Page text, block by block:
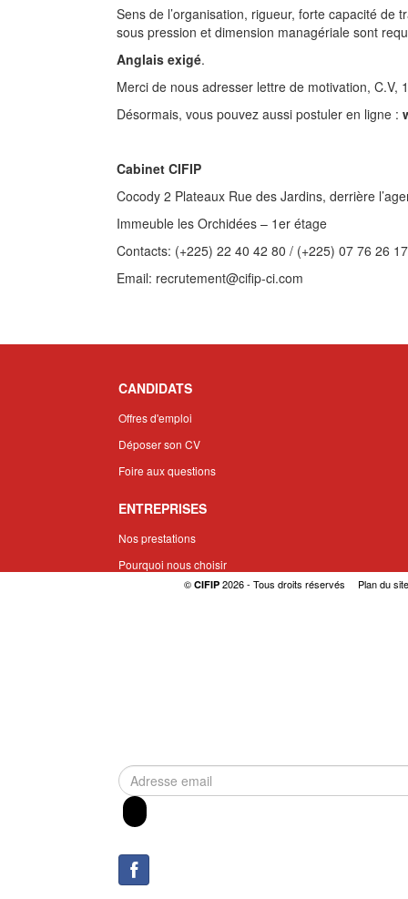
Sens de l’organisation, rigueur, forte capacité de
sous pression et dimension managériale sont
Anglais exigé.
Merci de nous adresser lettre de motivation, C.V,
Désormais, vous pouvez aussi postuler en ligne :
Cabinet CIFIP
Cocody 2 Plateaux Rue des Jardins, derrière
Immeuble les Orchidées – 1er étage
Contacts: (+225) 22 40 42 80 / (+225) 07 76 26 17
Email: recrutement@cifip-ci.com
CANDIDATS
Offres d'emploi
Déposer son CV
Foire aux questions
ENTREPRISES
Nos prestations
Pourquoi nous choisir
Demander une cotation
© CIFIP 2026 - Tous droits réservés Plan du site